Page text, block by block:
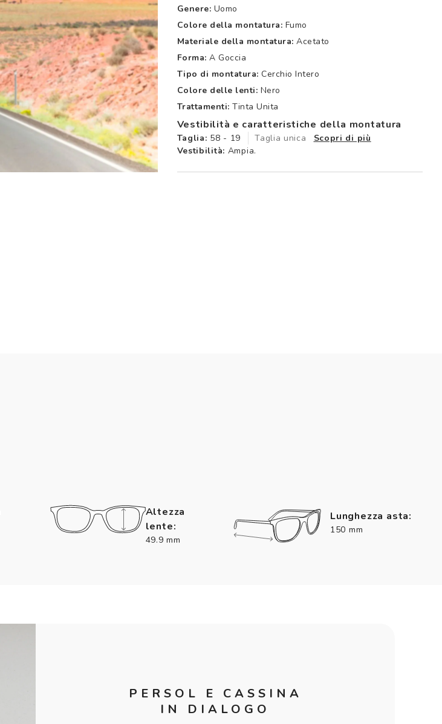
Genere: Uomo
Colore della montatura: Fumo
Materiale della montatura: Acetato
Forma: A Goccia
Tipo di montatura: Cerchio Intero
Colore delle lenti: Nero
Trattamenti: Tinta Unita
Vestibilità e caratteristiche della montatura
Taglia: 58 - 19 Taglia unica
Scopri di più
Vestibilità: Ampia.
Altezza
lente:
49.9 mm
Lunghezza asta:
150 mm
PERSOL E CASSINA
IN DIALOGO